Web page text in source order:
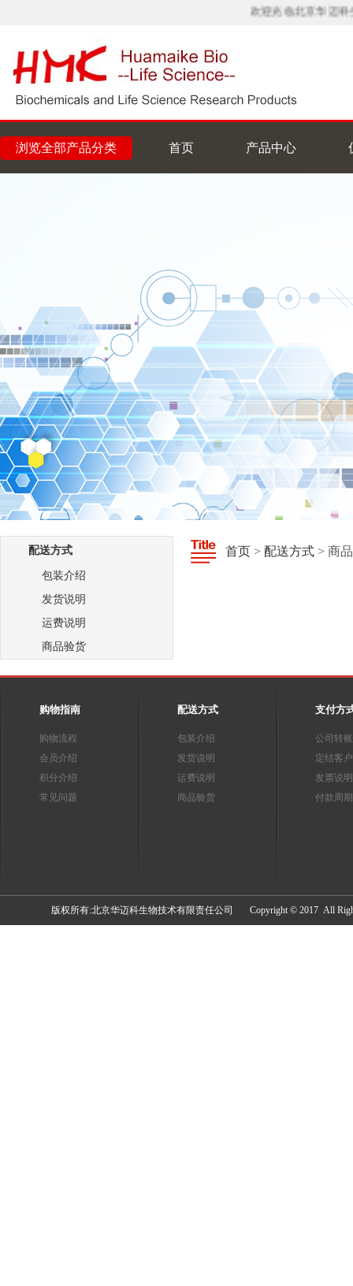
欢迎光临北京华迈科
浏览全部产品分类 首页 产品中心
配送方式
包装介绍
发货说明
运费说明
商品验货
首页 > 配送方式 > 商
购物指南
购物流程
会员介绍
积分介绍
常见问题
配送方式
包装介绍
发货说明
运费说明
商品验货
支付方
公司转账
定结客户
发票说明
付款周期
版权所有:北京华迈科生物技术有限责任公司 Copyright © 2017 All